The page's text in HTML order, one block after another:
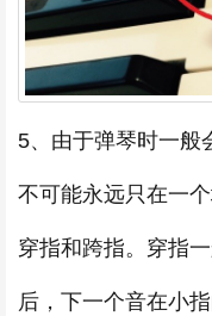
5、由于弹琴时一般
不可能永远只在一
穿指和跨指。穿指
后，下一个音在小